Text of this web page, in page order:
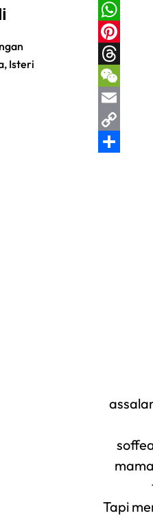
Isteri
X
Pinterest
Threads
WeChat
Email
Copy
Tapi